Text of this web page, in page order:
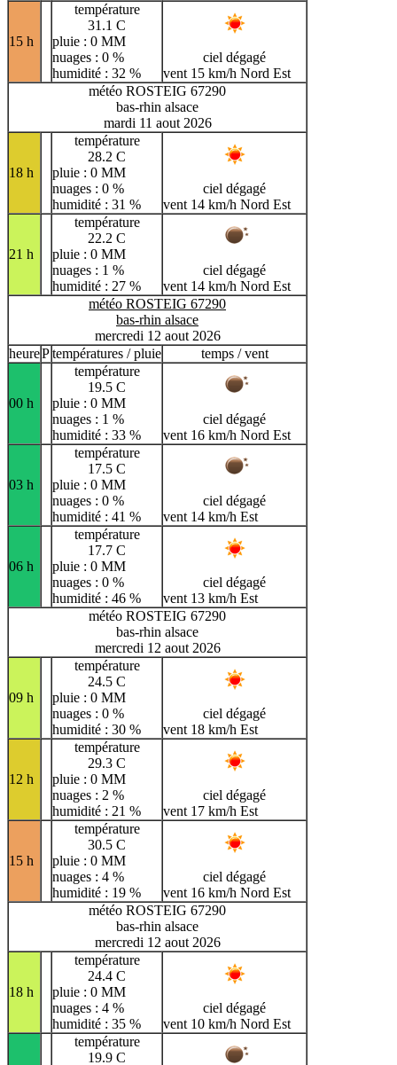
15 h
température
31.1 C
pluie : 0 MM
nuages : 0 %
humidité : 32 %
ciel dégagé
vent 15 km/h Nord Est
météo ROSTEIG 67290
bas-rhin alsace
mardi 11 aout 2026
18 h
température
28.2 C
pluie : 0 MM
nuages : 0 %
humidité : 31 %
ciel dégagé
vent 14 km/h Nord Est
21 h
température
22.2 C
pluie : 0 MM
nuages : 1 %
humidité : 27 %
ciel dégagé
vent 14 km/h Nord Est
météo ROSTEIG 67290
bas-rhin alsace
mercredi 12 aout 2026
heurePtempératures / pluie temps / vent
00 h
température
19.5 C
pluie : 0 MM
nuages : 1 %
humidité : 33 %
ciel dégagé
vent 16 km/h Nord Est
03 h
température
17.5 C
pluie : 0 MM
nuages : 0 %
humidité : 41 %
ciel dégagé
vent 14 km/h Est
06 h
température
17.7 C
pluie : 0 MM
nuages : 0 %
humidité : 46 %
ciel dégagé
vent 13 km/h Est
météo ROSTEIG 67290
bas-rhin alsace
mercredi 12 aout 2026
09 h
température
24.5 C
pluie : 0 MM
nuages : 0 %
humidité : 30 %
ciel dégagé
vent 18 km/h Est
12 h
température
29.3 C
pluie : 0 MM
nuages : 2 %
humidité : 21 %
ciel dégagé
vent 17 km/h Est
15 h
température
30.5 C
pluie : 0 MM
nuages : 4 %
humidité : 19 %
ciel dégagé
vent 16 km/h Nord Est
météo ROSTEIG 67290
bas-rhin alsace
mercredi 12 aout 2026
18 h
température
24.4 C
pluie : 0 MM
nuages : 4 %
humidité : 35 %
ciel dégagé
vent 10 km/h Nord Est
température
19.9 C